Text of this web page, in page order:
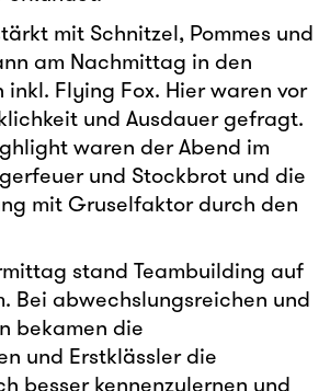
mit Schnitzel, Pommes und
am Nachmittag in den
inkl. Flying Fox. Hier waren vor
und Ausdauer gefragt.
waren der Abend im
und Stockbrot und die
mit Gruselfaktor durch den
stand Teambuilding auf
Bei abwechslungsreichen und
bekamen die
und Erstklässler die